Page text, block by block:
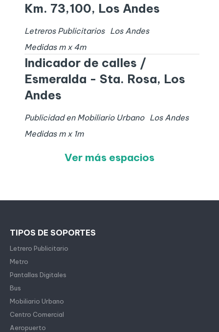
Km. 73,100, Los Andes
Letreros Publicitarios
Los Andes
Medidas m x 4m
Indicador de calles /
Esmeralda - Sta. Rosa, Los
Andes
Publicidad en Mobiliario Urbano
Los Andes
Medidas m x 1m
Ver más espacios
TIPOS DE SOPORTES
Letrero Publicitario
Metro
Pantallas Digitales
Bus
Mobiliario Urbano
Centro Comercial
Aeropuerto